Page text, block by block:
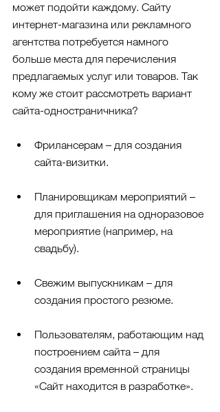
может подойти каждому. Сайту
интернет-магазина или рекламного
агентства потребуется намного
больше места для перечисления
предлагаемых услуг или товаров. Так
кому же стоит рассмотреть вариант
сайта-одностраничника?
Фрилансерам – для создания
сайта-визитки.
Планировщикам мероприятий –
для приглашения на одноразовое
мероприятие (например, на
свадьбу).
Свежим выпускникам – для
создания простого резюме.
Пользователям, работающим над
построением сайта – для
создания временной страницы
«Сайт находится в разработке».